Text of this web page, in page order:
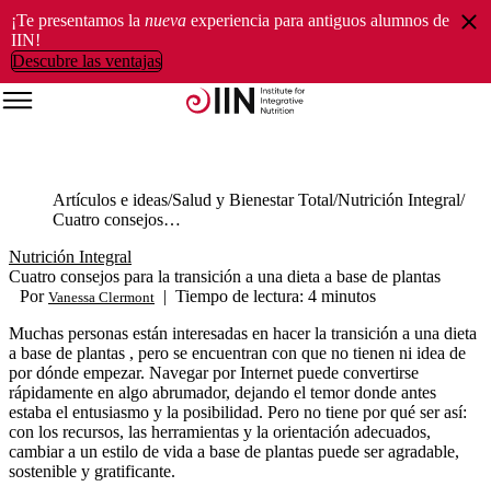
¡Te presentamos la nueva experiencia para antiguos alumnos de
IIN!
Descubre las ventajas
Artículos e ideas Salud y Bienestar Total Nutrición Integral
Cuatro consejos para la transición a una dieta a base de plantas
Nutrición Integral
Cuatro consejos para la transición a una dieta a base de plantas
Por Vanessa Clermont | Tiempo de lectura: 4 minutos
Muchas personas están interesadas en hacer la transición a una dieta
a base de plantas , pero se encuentran con que no tienen ni idea de
por dónde empezar. Navegar por Internet puede convertirse
rápidamente en algo abrumador, dejando el temor donde antes
estaba el entusiasmo y la posibilidad. Pero no tiene por qué ser así:
con los recursos, las herramientas y la orientación adecuados,
cambiar a un estilo de vida a base de plantas puede ser agradable,
sostenible y gratificante.